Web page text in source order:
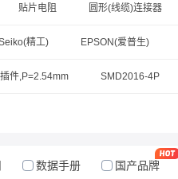
贴片电阻 圆形(线缆)连接器
精工) EPSON(爱普生)
插件,P=2.54mm SMD2016-4P
数据手册 国产品牌